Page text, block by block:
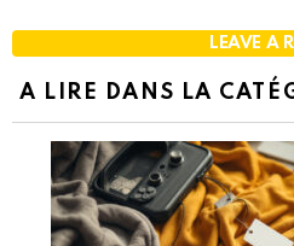
LEAVE A
A LIRE DANS LA